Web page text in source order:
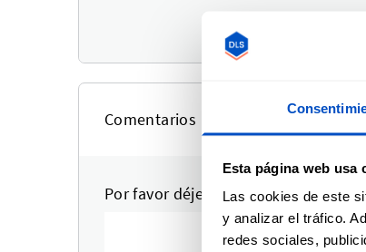
Esta página web usa
Las cookies de este
y analizar el tráfico.
redes sociales,
Comentarios
Por favor déjenos aquí sus